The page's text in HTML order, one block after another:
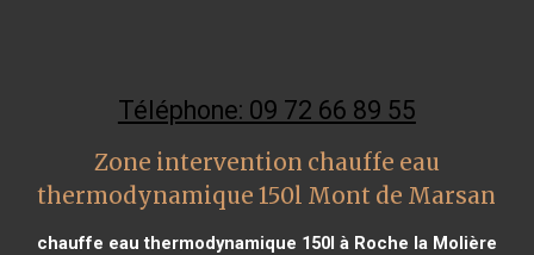
Téléphone: 09 72 66 89 55
Zone intervention chauffe eau
thermodynamique 150l Mont de Marsan
chauffe eau thermodynamique 150l à Roche la Molière